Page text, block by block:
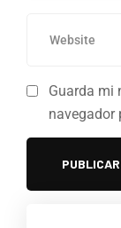
Guarda mi
navegador